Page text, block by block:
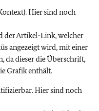
Hier sind noch
der Artikel-Link, welcher
angezeigt wird, mit einer
da dieser die Überschrift,
Grafik enthält.
Hier sind noch